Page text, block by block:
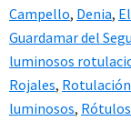
Campello, Denia,
Guardamar del
luminosos
Rojales,
luminosos,